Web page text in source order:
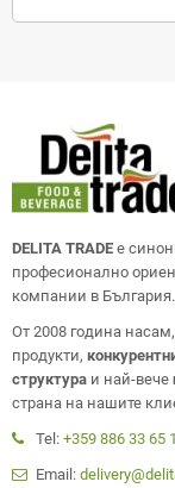
DELITA TRADE е
професионално
компании в България.
От 2008 година насам,
продукти,
структура и най-вече
страна на нашите
Tel: +359 886 33 65
Email: